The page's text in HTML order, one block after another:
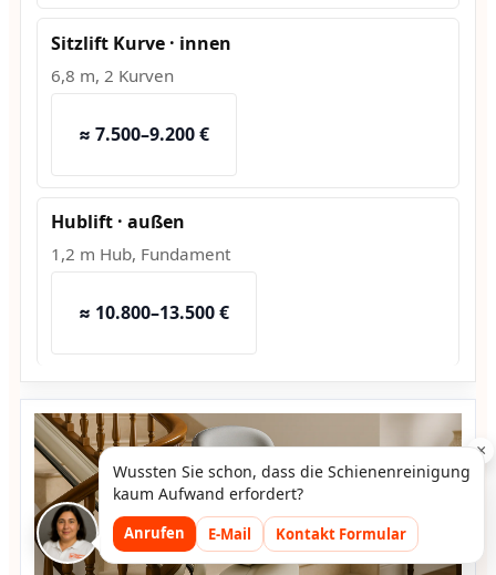
Sitzlift Kurve · innen
6,8 m, 2 Kurven
≈ 7.500–9.200 €
Hublift · außen
1,2 m Hub, Fundament
≈ 10.800–13.500 €
×
Wussten Sie schon, dass die Schienenreinigung
kaum Aufwand erfordert?
Anrufen E-Mail Kontakt Formular